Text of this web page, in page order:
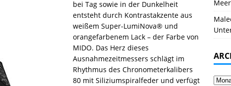
bei Tag sowie in der Dunkelheit
entsteht durch Kontrastakzente aus
weißem Super-LumiNova® und
orangefarbenem Lack – der Farbe von
MIDO. Das Herz dieses
Ausnahmezeitmessers schlägt im
Rhythmus des Chronometerkalibers
80 mit Siliziumspiralfeder und verfügt